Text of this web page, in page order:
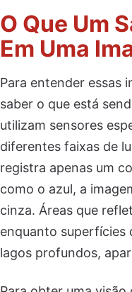
O Que Um
Em Uma
Para entender essas
saber o que está
utilizam sensores
diferentes faixas de
registra apenas um
como o azul, a
cinza. Áreas que
enquanto superfícies
lagos profundos,